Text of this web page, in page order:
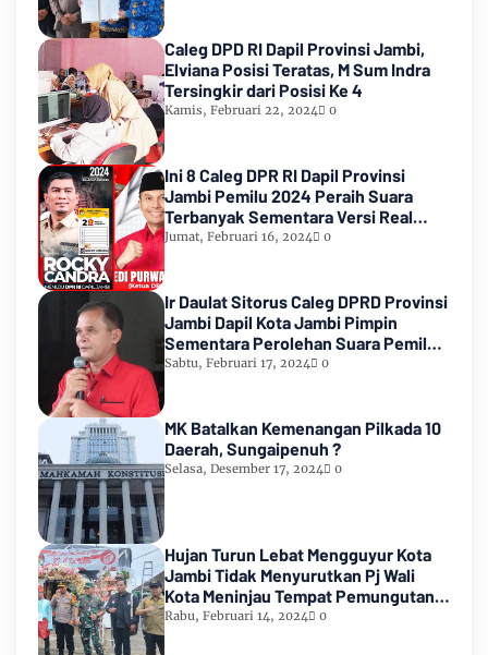
Caleg DPD RI Dapil Provinsi Jambi,
Elviana Posisi Teratas, M Sum Indra
Tersingkir dari Posisi Ke 4
Kamis, Februari 22, 2024 0
Ini 8 Caleg DPR RI Dapil Provinsi
Jambi Pemilu 2024 Peraih Suara
Terbanyak Sementara Versi Real
Count KPU RI
Jumat, Februari 16, 2024 0
Ir Daulat Sitorus Caleg DPRD Provinsi
Jambi Dapil Kota Jambi Pimpin
Sementara Perolehan Suara Pemilu
2024
Sabtu, Februari 17, 2024 0
MK Batalkan Kemenangan Pilkada 10
Daerah, Sungaipenuh ?
Selasa, Desember 17, 2024 0
Hujan Turun Lebat Mengguyur Kota
Jambi Tidak Menyurutkan Pj Wali
Kota Meninjau Tempat Pemungutan
Suara Pemilu 2024
Rabu, Februari 14, 2024 0